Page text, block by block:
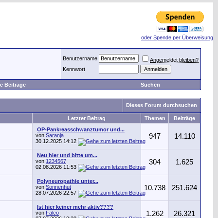
oder Spende per Überweisung
Benutzername
Angemeldet bleiben?
Kennwort
Beiträge Suchen
Dieses Forum durchsuchen
Letzter Beitrag Themen Beiträge
OP-Pankreasschwanztumor und...
von Saranja
30.12.2025 14:12
947 14.110
Neu hier und bitte um...
von 1234567
02.08.2026 11:53
304 1.625
Polyneuropathie unter...
von Sonnenhut
28.07.2026 22:57
10.738 251.624
Ist hier keiner mehr aktiv????
von Falco
1.262 26.321